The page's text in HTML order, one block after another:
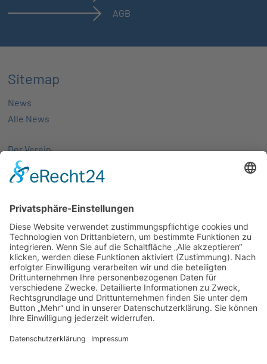
AGB
Sitemap
News
Alle News
Der Verein
Über uns
Aktivitäten
Mitgliedschaft
Partnernetze
Veranstaltungen
Alle Veranstaltungen
Jobs
Alle Jobs